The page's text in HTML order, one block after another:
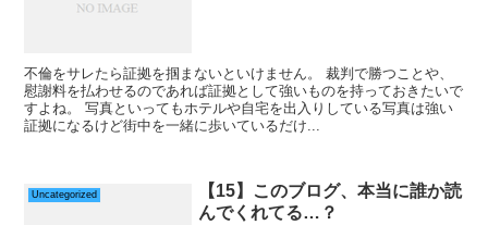
不倫をサレたら証拠を掴まないといけません。 裁判で勝つことや、
慰謝料を払わせるのであれば証拠として強いものを持っておきたいで
すよね。 写真といってもホテルや自宅を出入りしている写真は強い
証拠になるけど街中を一緒に歩いているだけ...
Uncategorized
【15】このブログ、本当に誰か読
んでくれてる…？